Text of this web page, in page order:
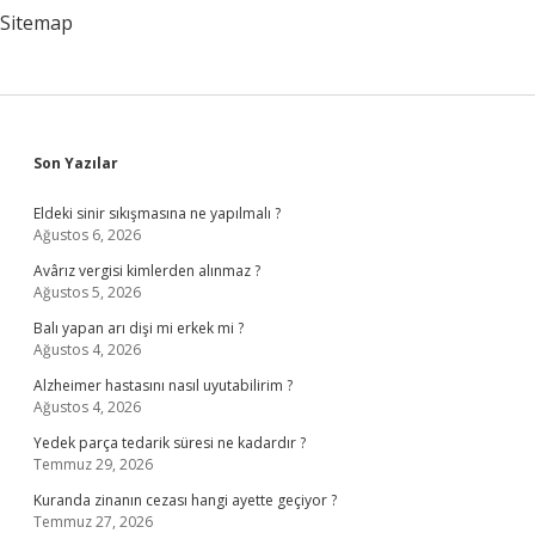
Sitemap
Sidebar
Son Yazılar
Eldeki sinir sıkışmasına ne yapılmalı ?
Ağustos 6, 2026
Avârız vergisi kimlerden alınmaz ?
Ağustos 5, 2026
Balı yapan arı dişi mi erkek mi ?
Ağustos 4, 2026
Alzheimer hastasını nasıl uyutabilirim ?
Ağustos 4, 2026
Yedek parça tedarik süresi ne kadardır ?
Temmuz 29, 2026
Kuranda zinanın cezası hangi ayette geçiyor ?
Temmuz 27, 2026